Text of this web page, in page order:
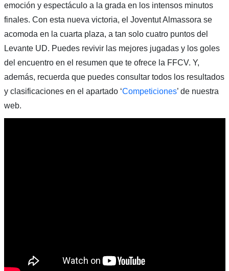
emoción y espectáculo a la grada en los intensos minutos
finales. Con esta nueva victoria, el Joventut Almassora se
acomoda en la cuarta plaza, a tan solo cuatro puntos del
Levante UD. Puedes revivir las mejores jugadas y los goles
del encuentro en el resumen que te ofrece la FFCV. Y,
además, recuerda que puedes consultar todos los resultados
y clasificaciones en el apartado ‘Competiciones’ de nuestra
web.